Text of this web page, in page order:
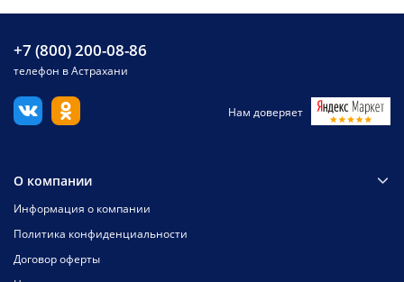
+7 (800) 200-08-86
телефон в Астрахани
Нам доверяет
О компании
Информация о компании
Политика конфиденциальности
Договор оферты